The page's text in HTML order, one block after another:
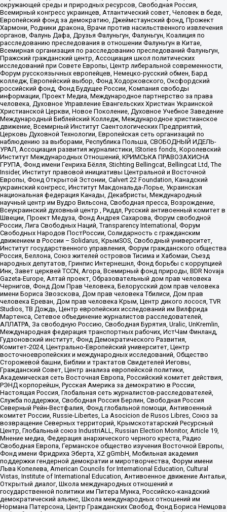
окружающей среды и природных ресурсов, Свободная Россия,
Всемирный конгресс украинцев, Атлантический совет, Человек в беде,
Европейский фонд за демократию, Джеймстаунский фонд, Прожект
Хармони, Родники дракона, Врачи против насильственного извлечения
органов, Фалунь Дафа, Друзья Фалуньгун, Фалуньгун, Коалиция по
расследованию преследования в отношении Фалуньгун в Китае,
Всемирная организация по расследованию преследований Фалуньгун,
Пражский гражданский центр, Ассоциация школ политических
исследований при Совете Европы, Центр либеральной современности,
Форум русскоязычных европейцев, Немецко-русский обмен, Бард
колледж, Европейский выбор, Фонд Ходорковского, Оксфордский
российский фонд, Фонд Будущее России, Компания свободы
информации, Проект Медиа, Международное партнерство за права
человека, Духовное Управление Евангельских Христиан Украинской
Христианской Церкви, Новое Поколение, Духовное Учебное Заведение
Международный Библейский Колледж, Международное христианское
движение, Всемирный Институт Саентологических Предприятий,
Церковь Духовной Технологии, Европейская сеть организаций по
наблюдению за выборами, Республика Польша, СВОБОДНЫЙ ИДЕЛЬ-
УРАЛ, Ассоциация развития журналистики, IStories fonds, Королевский
Институт Международных Отношений, КРИМСЬКА ПРАВОЗАХИСНА
ГРУПА, Фонд имени Генриха Бёлля, Stichting Bellingcat, Bellingcat Ltd, The
Insider, Институт правовой инициативы Центральной и Восточной
Европы, Фонд Открытой Эстонии, Calvert 22 Foundation, Канадский
украинский конгресс, Институт Макдональда-Лорье, Украинская
национальная федерация Канады, Декабристы, Международный
научный центр им Вудро Вильсона, Свободная пресса, Возрождение,
Всеукраинский духовный центр , Риддл, Русский антивоенный комитет в
Швеции, Проект Медуза, Фонд Андрея Сахарова, Форум свободной
России, Лига Свободных Наций, Transparеncy International, Форум
Свободных Народов ПостРоссии, Солидарность с гражданским
движением в России – Solidarus, КрымSOS, Свободный университет,
Институт государственного управления, Форум гражданского общества
Россия, Беллона, Союз жителей островов Тисима и Хабомаи, Съезд
народных депутатов, Гринпис Интернешнл, Фонд борьбы с коррупцией
Инк, Завет церквей TCCN, Агора, Всемирный фонд природы, BDR Novaja
Gazeta-Europe, Алтай проект, Образовательный дом прав человека
Чернигов, Фонд Дом Прав Человека, Белорусский дом прав человека
имени Бориса Звозскова, Дом прав человека Тбилиси, Дом прав
человека Ереван, Дом прав человека Крым, Центр дикого лосося, TVR
Studios, ТВ Дождь, Центр европейских исследований им Вилфрида
Мартенса, Сетевое объединение журналистов расследователей,
АЛЛАТРА, За свободную Россию, Свободная Бурятия, Uralic, UnKremlin,
Международная федерация транспортных рабочих, ИстЧам Финланд,
Гудзоновский институт, Фонд Демократического Развития,
Комитет-2024, Центрально-Европейский университет, Центр
восточноевропейских и международных исследований, Общество
Сторожевой башни, Библии и трактатов Свидетелей Иеговы,
Гражданский Совет, Центр анализа европейской политики,
Академическая сеть Восточная Европа, Российский комитет действия,
РЭНД корпорейшн, Русская Америка за демократию в России,
Настоящая Россия, Глобальная сеть журналистов-расследователей,
Служба поддержки, Свободная Россия Берлин, Свободная Россия
Северный Рейн-Вестфалия, Фонд глобальной помощи, Антивоенный
комитет России, Russie-Libertes, La Asocicion de Rusos Libres, Союз за
возвращение Северных территорий, Крымскотатарский Ресурсный
Центр, Глобальный союз IndustriALL, Russian Election Monitor, Article 19,
Мнение медиа, Федерация анархического черного креста, Радио
Свободная Европа, Германское общество изучения Восточной Европы,
Фонд имени Фридриха Эберта, XZ gGmbH, Мобильная академия
поддержки гендерной демократии и миротворчества, Форум имени
Льва Копелева, American Councils for International Education, Cultural
Vistas, Institute of International Education, Антивоенное движение Антальи,
Открытый диалог, Школа международных отношений и
государственной политики им Питера Мунка, Российско-канадский
демократический альянс, Школа международных отношений им
Нормана Патерсона, Центр Гражданских Свобод, Фонд Бориса Немцова